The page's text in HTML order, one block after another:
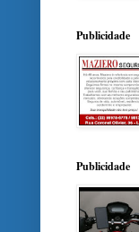
Publicidade
Publicidade